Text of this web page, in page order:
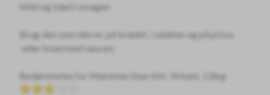
Mild og blød i smagen
Brug den som den er, på brødet, i salaten og på pizza
-eller hvad med saucen;
Bedømmelse for Mammen blue 60+, firkant, 1,8kg